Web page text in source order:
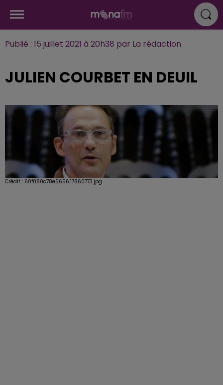
Publié : 15 juillet 2021 à 20h38 par La rédaction
JULIEN COURBET EN DEUIL
Crédit : 60f080c78e5656.17860773.jpg